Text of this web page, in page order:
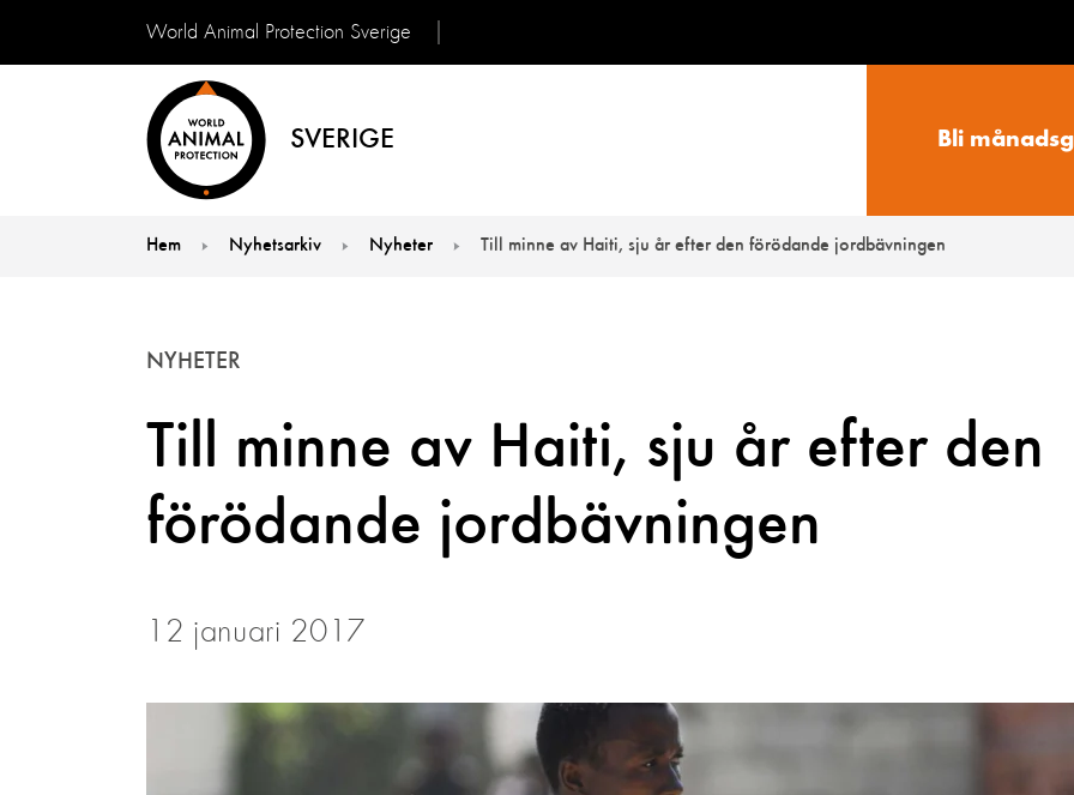
World Animal Protection Sverige
SVERIGE Bli
Hem Nyhetsarkiv Nyheter Till minne av Haiti, sju år efter den förödande jordbävningen
Till minne av Haiti, sju år efter den
förödande jordbävningen
NYHETER
12 januari 2017